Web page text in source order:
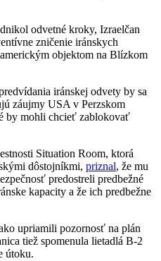
odvetné kroky, Izraelčan
zničenie iránskych
objektom na Blízkom
iránskej odvety by sa
záujmy USA v Perzskom
by mohli chcieť zablokovať
Situation Room, ktorá
dôstojníkmi, priznal, že mu
predostreli predbežné
kapacity a že ich predbežne
upriamili pozornosť na plán
tiež spomenula lietadlá B-2
útoku.